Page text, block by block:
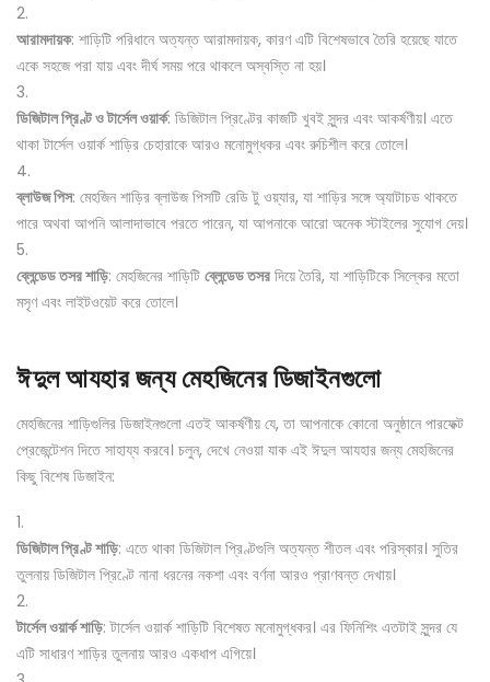
আরামদায়ক: শাড়িটি পরিধানে অত্যন্ত আরামদায়ক, কারণ এটি বিশেষভাবে তৈরি হয়েছে যাতে
একে সহজে পরা যায় এবং দীর্ঘ সময় পরে থাকলে অস্বস্তি না হয়।
ডিজিটাল প্রিণ্ট ও টার্সেল ওয়ার্ক: ডিজিটাল প্রিণ্টের কাজটি খুবই সুন্দর এবং আকর্ষণীয়। এতে
থাকা টার্সেল ওয়ার্ক শাড়ির চেহারাকে আরও মনোমুগ্ধকর এবং রুচিশীল করে তোলে।
ব্লাউজ পিস: মেহজিন শাড়ির ব্লাউজ পিসটি রেডি টু ওয়্যার, যা শাড়ির সঙ্গে অ্যাটাচড থাকতে
পারে অথবা আপনি আলাদাভাবে পরতে পারেন, যা আপনাকে আরো অনেক স্টাইলের সুযোগ দেয়।
ব্লেন্ডেড তসর শাড়ি: মেহজিনের শাড়িটি ব্লেন্ডেড তসর দিয়ে তৈরি, যা শাড়িটিকে সিল্কের মতো
মসৃণ এবং লাইটওয়েট করে তোলে।
ঈদুল আযহার জন্য মেহজিনের ডিজাইনগুলো
মেহজিনের শাড়িগুলির ডিজাইনগুলো এতই আকর্ষণীয় যে, তা আপনাকে কোনো অনুষ্ঠানে পারফেক্ট
প্রেজেন্টেশন দিতে সাহায্য করবে। চলুন, দেখে নেওয়া যাক এই ঈদুল আযহার জন্য মেহজিনের
কিছু বিশেষ ডিজাইন:
ডিজিটাল প্রিণ্ট শাড়ি: এতে থাকা ডিজিটাল প্রিণ্টগুলি অত্যন্ত শীতল এবং পরিস্কার। সুতির
তুলনায় ডিজিটাল প্রিণ্টে নানা ধরনের নকশা এবং বর্ণনা আরও প্রাণবন্ত দেখায়।
টার্সেল ওয়ার্ক শাড়ি: টার্সেল ওয়ার্ক শাড়িটি বিশেষত মনোমুগ্ধকর। এর ফিনিশিং এতটাই সুন্দর যে
এটি সাধারণ শাড়ির তুলনায় আরও একধাপ এগিয়ে।